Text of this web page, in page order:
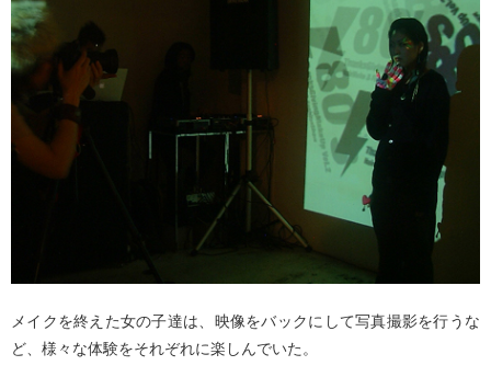
メイクを終えた女の子達は、映像をバックにして写真撮影を行うな
ど、様々な体験をそれぞれに楽しんでいた。